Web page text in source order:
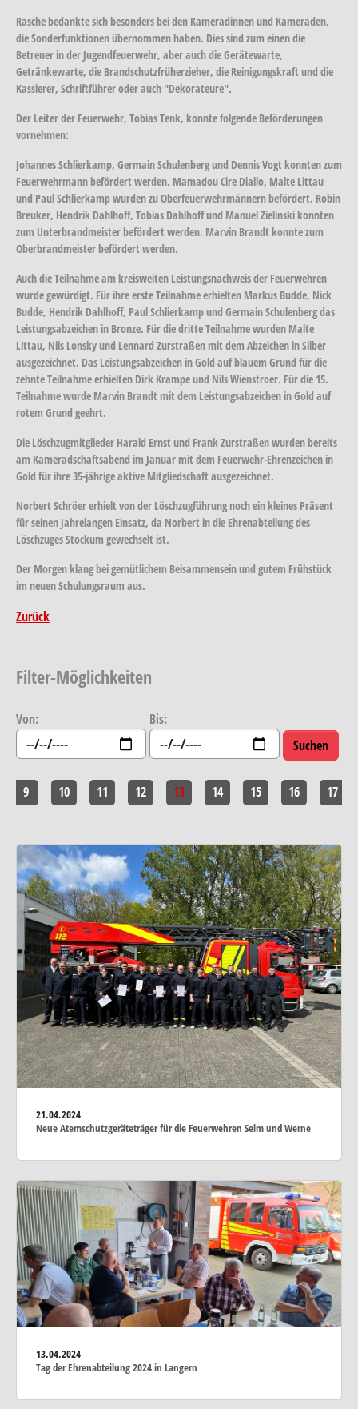
Rasche bedankte sich besonders bei den Kameradinnen und Kameraden,
die Sonderfunktionen übernommen haben. Dies sind zum einen die
Betreuer in der Jugendfeuerwehr, aber auch die Gerätewarte,
Getränkewarte, die Brandschutzfrüherzieher, die Reinigungskraft und die
Kassierer, Schriftführer oder auch "Dekorateure".
Der Leiter der Feuerwehr, Tobias Tenk, konnte folgende Beförderungen
vornehmen:
Johannes Schlierkamp, Germain Schulenberg und Dennis Vogt konnten zum
Feuerwehrmann befördert werden. Mamadou Cire Diallo, Malte Littau
und Paul Schlierkamp wurden zu Oberfeuerwehrmännern befördert. Robin
Breuker, Hendrik Dahlhoff, Tobias Dahlhoff und Manuel Zielinski konnten
zum Unterbrandmeister befördert werden. Marvin Brandt konnte zum
Oberbrandmeister befördert werden.
Auch die Teilnahme am kreisweiten Leistungsnachweis der Feuerwehren
wurde gewürdigt. Für ihre erste Teilnahme erhielten Markus Budde, Nick
Budde, Hendrik Dahlhoff, Paul Schlierkamp und Germain Schulenberg das
Leistungsabzeichen in Bronze. Für die dritte Teilnahme wurden Malte
Littau, Nils Lonsky und Lennard Zurstraßen mit dem Abzeichen in Silber
ausgezeichnet. Das Leistungsabzeichen in Gold auf blauem Grund für die
zehnte Teilnahme erhielten Dirk Krampe und Nils Wienstroer. Für die 15.
Teilnahme wurde Marvin Brandt mit dem Leistungsabzeichen in Gold auf
rotem Grund geehrt.
Die Löschzugmitglieder Harald Ernst und Frank Zurstraßen wurden bereits
am Kameradschaftsabend im Januar mit dem Feuerwehr-Ehrenzeichen in
Gold für ihre 35-jährige aktive Mitgliedschaft ausgezeichnet.
Norbert Schröer erhielt von der Löschzugführung noch ein kleines Präsent
für seinen Jahrelangen Einsatz, da Norbert in die Ehrenabteilung des
Löschzuges Stockum gewechselt ist.
Der Morgen klang bei gemütlichem Beisammensein und gutem Frühstück
im neuen Schulungsraum aus.
Zurück
Filter-Möglichkeiten
Von: Bis:
9 10 11 12 13 14 15 16 17
21.04.2024
Neue Atemschutzgeräteträger für die Feuerwehren Selm und Werne
13.04.2024
Tag der Ehrenabteilung 2024 in Langern